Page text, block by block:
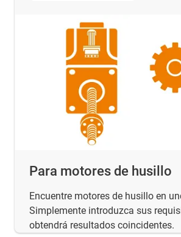
Para motores de husillo
Encuentre motores de husillo en
Simplemente introduzca sus
obtendrá resultados coincidentes.